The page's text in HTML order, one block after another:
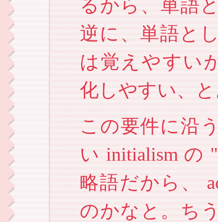
るから、単語
逆に、単語と
は覚えやすい
化しやすい、
この要件に沿
い initialism の
略語だから、
のかなと。ち